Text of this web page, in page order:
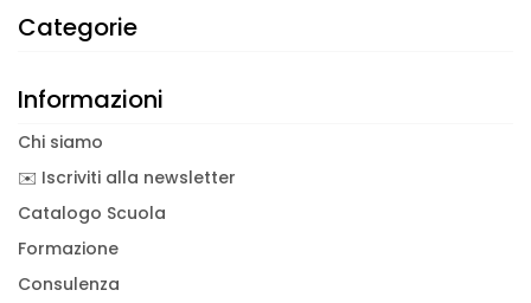
Categorie
Informazioni
Chi siamo
✉️ Iscriviti alla newsletter
Catalogo Scuola
Formazione
Consulenza